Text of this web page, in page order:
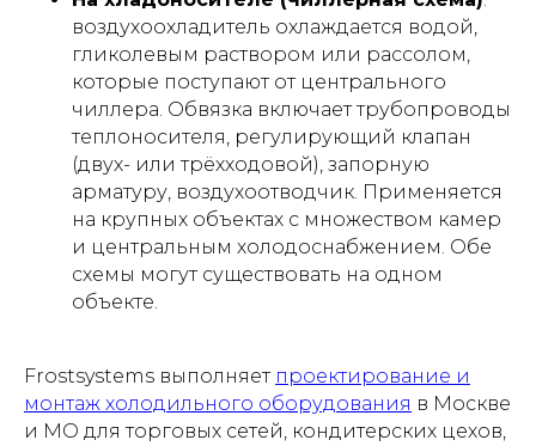
воздухоохладитель охлаждается водой,
гликолевым раствором или рассолом,
которые поступают от центрального
чиллера. Обвязка включает трубопроводы
теплоносителя, регулирующий клапан
(двух- или трёхходовой), запорную
арматуру, воздухоотводчик. Применяется
на крупных объектах с множеством камер
и центральным холодоснабжением. Обе
схемы могут существовать на одном
объекте.
Frostsystems выполняет проектирование и
монтаж холодильного оборудования в Москве
и МО для торговых сетей, кондитерских цехов,